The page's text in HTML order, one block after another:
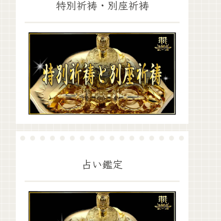
特別祈祷・別座祈祷
占い鑑定